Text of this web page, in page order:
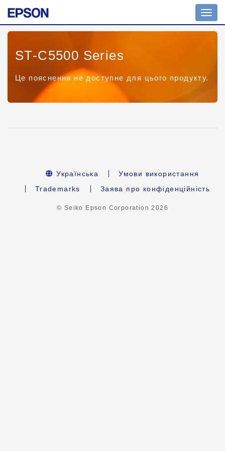
ST-C5500 Series
Це пояснення не доступне для цього продукту.
Українська
Умови використання
Trademarks
Заява про конфіденційність
© Seiko Epson Corporation2026